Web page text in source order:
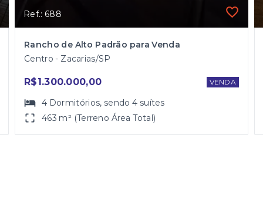
Ref.: 688
Rancho de Alto Padrão para Venda
Centro - Zacarias/SP
R$1.300.000,00 VENDA
4 Dormitórios, sendo4 suítes
463 m² (Terreno Área Total)